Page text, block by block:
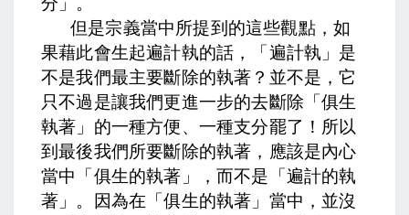
但是宗義當中所提到的這些觀點，如
果藉此會生起遍計執的話，「遍計執」是
不是我們最主要斷除的執著？並不是，它
只不過是讓我們更進一步的去斷除「俱生
執著」的一種方便、一種支分罷了！所以
到最後我們所要斷除的執著，應該是內心
當中「俱生的執著」，而不是「遍計的執
著」。因為在「俱生的執著」當中，並沒